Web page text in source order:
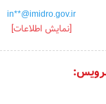
in**@imidro.gov.ir
[نمایش اطلاعات]